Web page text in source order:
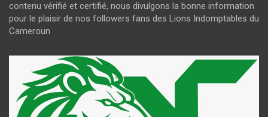
contenu vérifié et certifié, nous divulgons la bonne information
pour le plaisir de nos followers fans des Lions Indomptables du
Cameroun